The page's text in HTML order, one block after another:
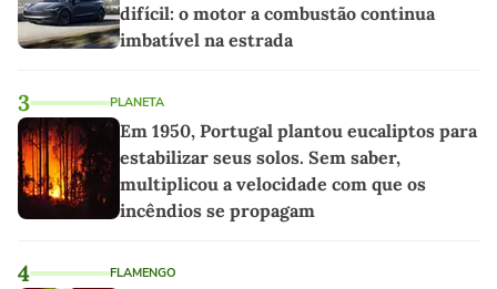
difícil: o motor a combustão continua
imbatível na estrada
3 PLANETA
Em 1950, Portugal plantou eucaliptos para
estabilizar seus solos. Sem saber,
multiplicou a velocidade com que os
incêndios se propagam
4 FLAMENGO